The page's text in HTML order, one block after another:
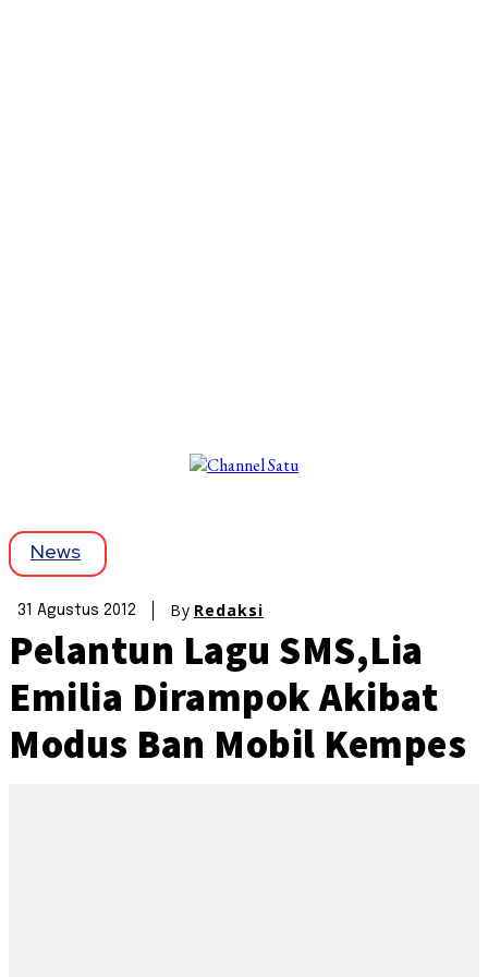
News
31 Agustus 2012 By Redaksi
Pelantun Lagu SMS,Lia
Emilia Dirampok Akibat
Modus Ban Mobil Kempes